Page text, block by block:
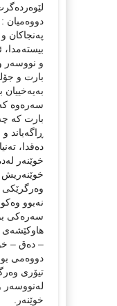
دووەمیان
بیستەمدا،
و نووسەر
بارت و
سەرەوە
بارت کە
ڕاگەیاند
دەقدا،
خوێنەر
وەرگرێکی
نەبوو
سەرەکی
هاوکێشەی
– دەق –
دووەمی
تیۆری
لەنووسەر
خوێنەر.